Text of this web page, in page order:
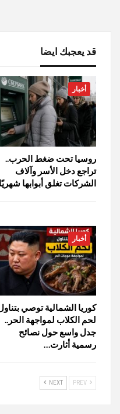
قد يعجبك ايضا
أخبار
روسيا تحت ضغط الحرب..
تراجع دخل الأسر وآلاف
الشركات تغلق أبوابها شهريًا
أخبار
كوريا الشمالية توصي
لحم الكلاب لمواجهة الحر..
جدل واسع حول نصائح
رسمية أثارت…
NEXT